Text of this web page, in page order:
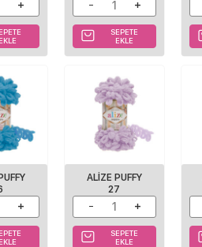
EKLE
SEPETE
EKLE
EKLE
ALIZE PUFFY
27
SEPETE
EKLE